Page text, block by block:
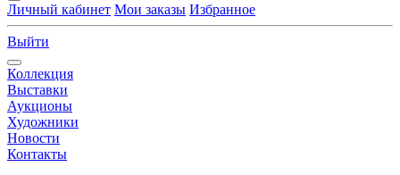
Личный кабинет Мои заказы Избранное
Выйти
Коллекция
Выставки
Аукционы
Художники
Новости
Контакты